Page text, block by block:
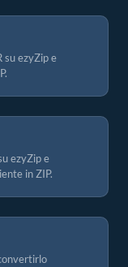
su ezyZip e
ezyZip e
in ZIP.